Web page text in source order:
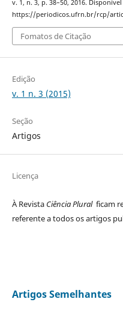
v. 1, n. 3, p. 38–50, 2016.
https://periodicos.ufrn.br/rcp/
Fomatos de Citação
Edição
v. 1 n. 3 (2015)
Seção
Artigos
Licença
À Revista Ciência Plural ficam
referente a todos os artigos
Artigos Semelhantes